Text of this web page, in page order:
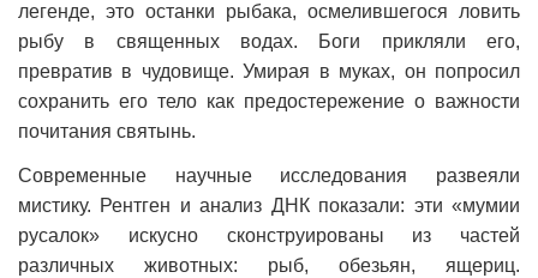
легенде, это останки рыбака, осмелившегося ловить
рыбу в священных водах. Боги прикляли его,
превратив в чудовище. Умирая в муках, он попросил
сохранить его тело как предостережение о важности
почитания святынь.
Современные научные исследования развеяли
мистику. Рентген и анализ ДНК показали: эти «мумии
русалок» искусно сконструированы из частей
различных животных: рыб, обезьян, ящериц.